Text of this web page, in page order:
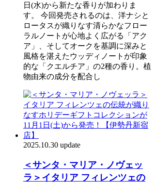
日(水)から新たな香りが加わりま
す。 今回発売されるのは、洋ナシと
ロータスが織りなす清らかなフロー
ラルノートが心地よく広がる「アク
ア」、そしてオークを基調に深みと
風格を湛えたウッディノートが印象
的な「クエルチア」の2種の香り。植
物由来の成分を配合し
2025.10.30 update
＜サンタ・マリア・ノヴェッ
ラ＞イタリア フィレンツェの